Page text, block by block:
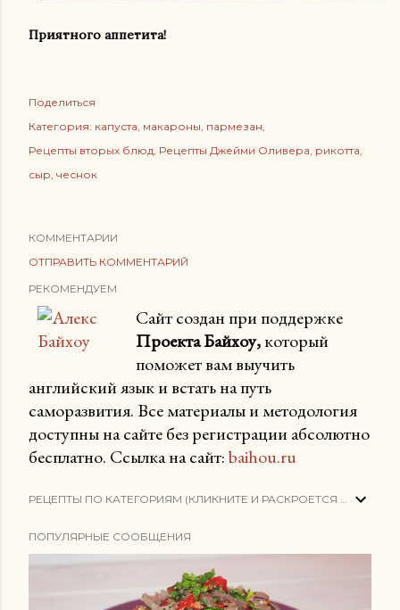
Приятного аппетита!
Поделиться
Категория: капуста макароны пармезан
Рецепты вторых блюд Рецепты Джейми Оливера рикотта
сыр чеснок
КОММЕНТАРИИ
ОТПРАВИТЬ КОММЕНТАРИЙ
РЕКОМЕНДУЕМ
Сайт создан при поддержке
Проекта Байхоу,который
поможет вам выучить
английский язык и встать на путь
саморазвития. Все материалы и методология
доступны на сайте без регистрации абсолютно
бесплатно. Ссылка на сайт:baihou.ru
РЕЦЕПТЫ ПО КАТЕГОРИЯМ (КЛИКНИТЕ И РАСКРОЕТСЯ СПИСОК)
ПОПУЛЯРНЫЕ СООБЩЕНИЯ